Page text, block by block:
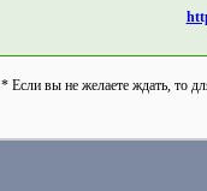
* Если вы не желаете ждать, то